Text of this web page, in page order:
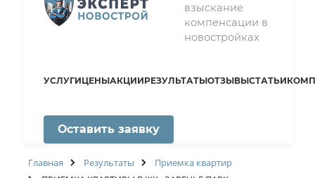
взыскание
компенсации в
новостройках
УСЛУГИЦЕНЫАКЦИИРЕЗУЛЬТАТЫОТЗЫВЫСТАТЬИ
Оставить заявку
Главная Результаты
Приемка квартир